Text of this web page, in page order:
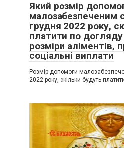
Який розмір
малозабезпеченим
грудня 2022 року,
платити по
розміри аліментів,
соціальні виплати
Розмір допомоги
2022 року, скільки будуть